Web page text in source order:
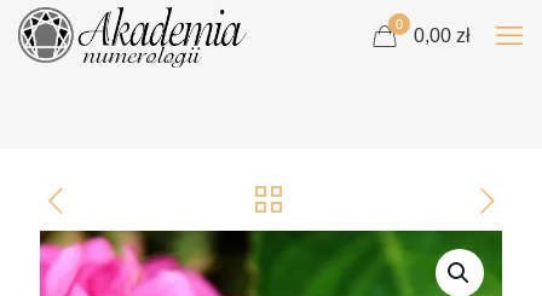
0
0,00 zł